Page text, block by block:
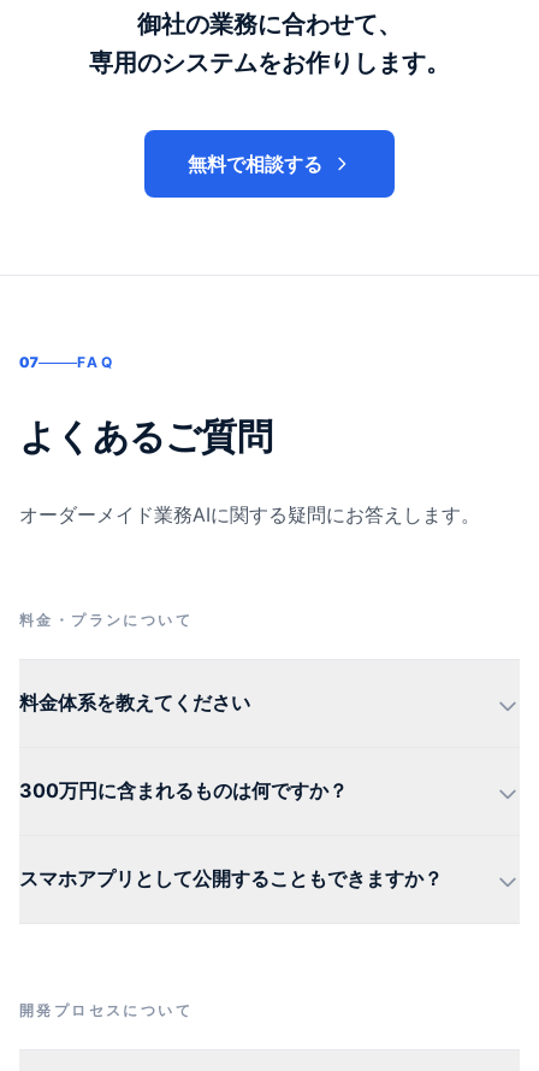
御社の業務に合わせて、
専用のシステムをお作りします。
無料で相談する
07 FAQ
よくあるご質問
オーダーメイド業務AIに関する疑問にお答えします。
料金・プランについて
料金体系を教えてください
300万円に含まれるものは何ですか？
スマホアプリとして公開することもできますか？
開発プロセスについて